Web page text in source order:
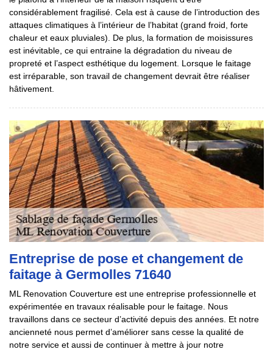
considérablement fragilisé. Cela est à cause de l’introduction des
attaques climatiques à l’intérieur de l’habitat (grand froid, forte
chaleur et eaux pluviales). De plus, la formation de moisissures
est inévitable, ce qui entraine la dégradation du niveau de
propreté et l’aspect esthétique du logement. Lorsque le faitage
est irréparable, son travail de changement devrait être réaliser
hâtivement.
Entreprise de pose et changement de
faitage à Germolles 71640
ML Renovation Couverture est une entreprise professionnelle et
expérimentée en travaux réalisable pour le faitage. Nous
travaillons dans ce secteur d’activité depuis des années. Et notre
ancienneté nous permet d’améliorer sans cesse la qualité de
notre service et aussi de continuer à mettre à jour notre